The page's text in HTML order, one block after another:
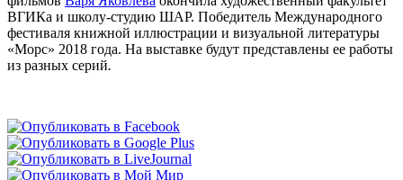
ВГИКа и школу-студию ШАР. Победитель Международного
фестиваля книжной иллюстрации и визуальной литературы
«Морс» 2018 года. На выставке будут представлены ее работы
из разных серий.